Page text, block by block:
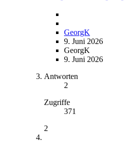
GeorgK
9. Juni 2026
GeorgK
9. Juni 2026
Antworten
2
Zugriffe
371
2